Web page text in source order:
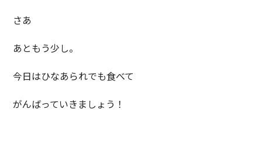
さあ
あともう少し。
今日はひなあられでも食べて
がんばっていきましょう！